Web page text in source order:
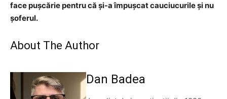
face pușcărie pentru că și-a împușcat cauciucurile și nu
șoferul.
About The Author
Dan Badea